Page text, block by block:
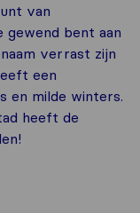
van
gewend bent aan
verrast zijn
een
en milde winters.
heeft de